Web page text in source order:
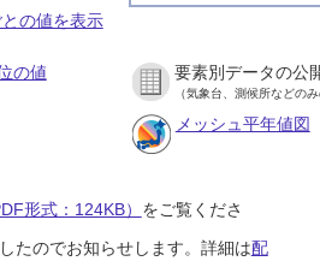
の値を表示
の値 要素別データの公
（気象台、測候所などの
メッシュ平年値図
形式：124KB） をご覧くださ
たのでお知らせします。詳細は配